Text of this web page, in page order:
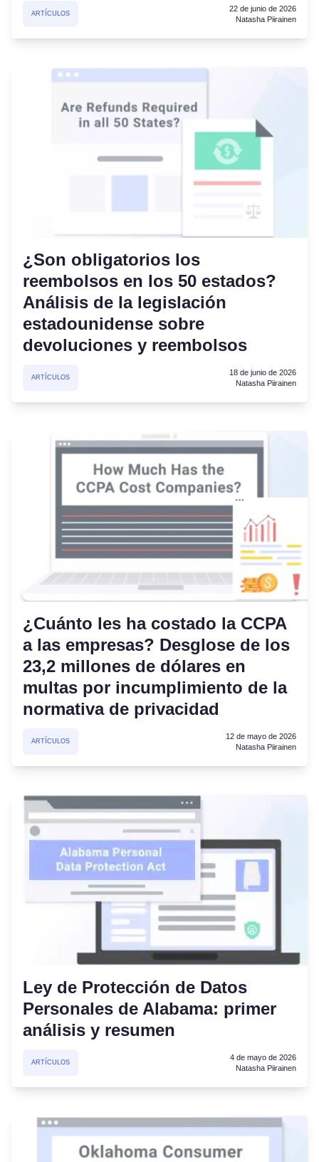
ARTÍCULOS
22 de junio de 2026
Natasha Piirainen
¿Son obligatorios los
reembolsos en los 50 estados?
Análisis de la legislación
estadounidense sobre
devoluciones y reembolsos
ARTÍCULOS
18 de junio de 2026
Natasha Piirainen
¿Cuánto les ha costado la CCPA
a las empresas? Desglose de los
23,2 millones de dólares en
multas por incumplimiento de la
normativa de privacidad
ARTÍCULOS
12 de mayo de 2026
Natasha Piirainen
Ley de Protección de Datos
Personales de Alabama: primer
análisis y resumen
ARTÍCULOS
4 de mayo de 2026
Natasha Piirainen